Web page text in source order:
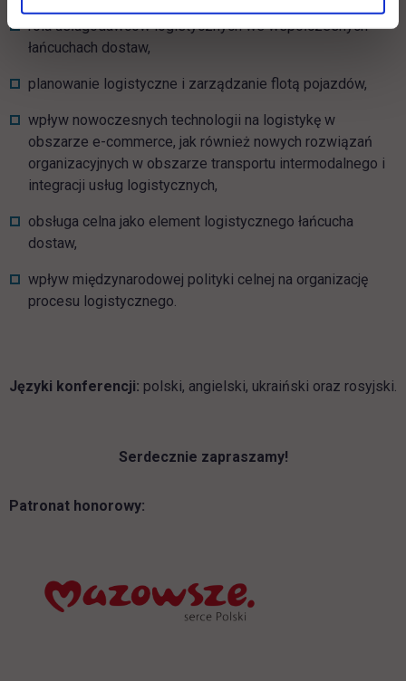
rola usługodawców logistycznych we współczesnych
łańcuchach dostaw,
planowanie logistyczne i zarządzanie flotą pojazdów,
wpływ nowoczesnych technologii na logistykę w
obszarze e-commerce, jak również nowych rozwiązań
organizacyjnych w obszarze transportu intermodalnego i
integracji usług logistycznych,
obsługa celna jako element logistycznego łańcucha
dostaw,
wpływ międzynarodowej polityki celnej na organizację
procesu logistycznego.
Języki konferencji: polski, angielski, ukraiński oraz rosyjski.
Serdecznie zapraszamy!
Patronat honorowy: